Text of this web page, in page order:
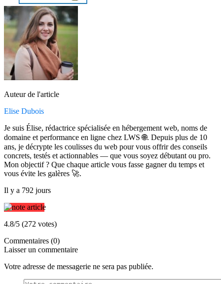
Auteur de l'article
Elise Dubois
Je suis Élise, rédactrice spécialisée en hébergement web, noms de
domaine et performance en ligne chez LWS 🌐. Depuis plus de 10
ans, je décrypte les coulisses du web pour vous offrir des conseils
concrets, testés et actionnables — que vous soyez débutant ou pro.
Mon objectif ? Que chaque article vous fasse gagner du temps et
vous évite les galères 🚀.
Il y a 792 jours
4.8/5 (272 votes)
Commentaires (0)
Laisser un commentaire
Votre adresse de messagerie ne sera pas publiée.